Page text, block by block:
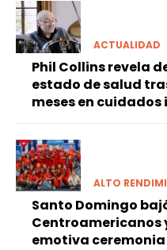
ACTUALIDAD
Phil Collins revela
estado de salud
meses en
ALTO
Santo Domingo
Centroamericanos
emotiva